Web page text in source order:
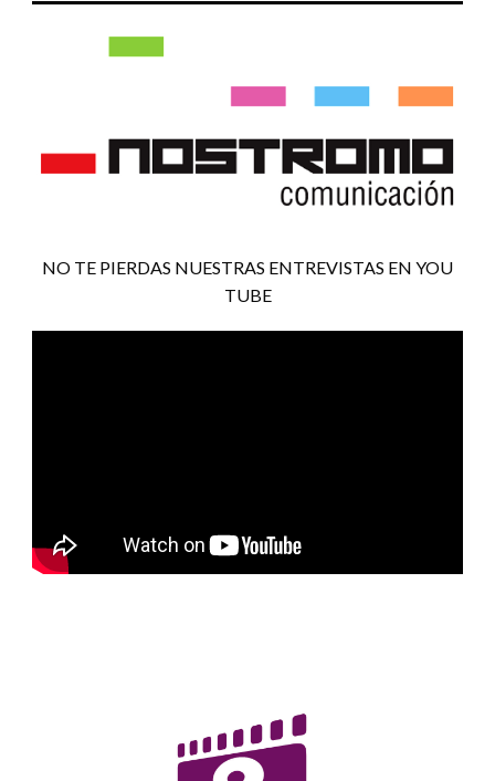
NO TE PIERDAS NUESTRAS ENTREVISTAS EN YOU
TUBE